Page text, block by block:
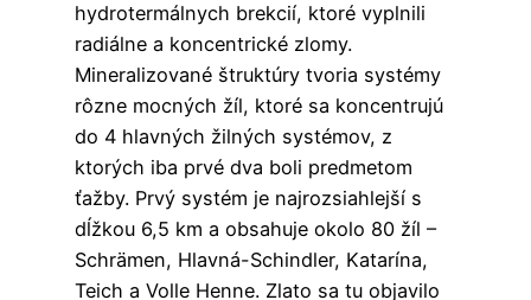
hydrotermálnych brekcií, ktoré vyplnili
radiálne a koncentrické zlomy.
Mineralizované štruktúry tvoria systémy
rôzne mocných žíl, ktoré sa koncentrujú
do 4 hlavných žilných systémov, z
ktorých iba prvé dva boli predmetom
ťažby. Prvý systém je najrozsiahlejší s
dĺžkou 6,5 km a obsahuje okolo 80 žíl –
Schrämen, Hlavná-Schindler, Katarína,
Teich a Volle Henne. Zlato sa tu objavilo